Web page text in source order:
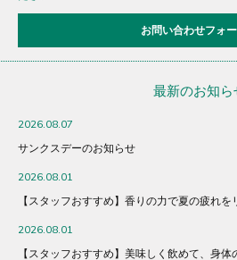
お問い合わせフォ
最新のお知ら
2026.08.07
サンクスデーのお知らせ
2026.08.01
【スタッフおすすめ】香りの力で夏の疲れ
2026.08.01
【スタッフおすすめ】美味しく飲めて、身